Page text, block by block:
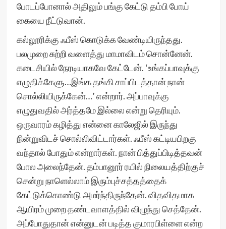
போடப்போனால் அதிலும் பங்கு கேட்டு தம்பி போய்
கையை நீட்டுவான்.
கல்லூரிக்கு ஃபீஸ் கொடுக்க வேண்டியிருந்தது.
பலமுறை சுற்றி வளைத்து மாமாவிடம் சொன்னேன்.
கடைசியில் நேரடியாகவே கேட்டேன். ‘உங்கப்பாவுக்கு
எழுதிக்கேளு…இங்க தங்கி சாப்பிடத்தான் நான்
சொல்லியிருக்கேன்…’ என்றார். அப்பாவுக்கு
எழுதுவதில் அர்த்தமே இல்லை என்று தெரியும்.
ஒருவாரம் கழித்து என்னை காலேஜில் இருந்து
நின்றுவிடச் சொல்லிவிட்டார்கள். ஃபீஸ் கட்டியபிறகு
வந்தால் போதும் என்றார்கள். நான் பித்துப்பிடித்தவன்
போல அலைந்தேன். தம்பானூர் ரயில் நிலையத்திற்குச்
சென்று நாளெல்லாம் இரும்புச்சத்தத்தைக்
கேட்டுக்கொண்டு அமர்ந்திருந்தேன். விதவிதமாக
ஆயிரம் முறை தண்டவாளத்தில் விழுந்து செத்தேன்.
அப்போதுதான் என்னுடன் படித்த குமாரபிள்ளை என்ற